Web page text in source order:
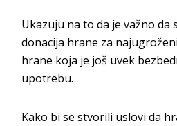
Ukazuju na to da je važno da
donacija hrane za
hrane koja je još uvek
upotrebu.
Kako bi se stvorili uslovi da